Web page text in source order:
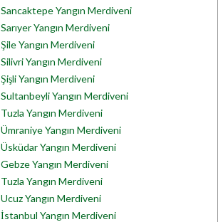
Yangın Merdiveni
Yangın Merdiveni
Yangın Merdiveni
Yangın Merdiveni
Yangın Merdiveni
Yangın Merdiveni
Yangın Merdiveni
Yangın Merdiveni
Yangın Merdiveni
Yangın Merdiveni
Yangın Merdiveni
Yangın Merdiveni
Yangın Merdiveni